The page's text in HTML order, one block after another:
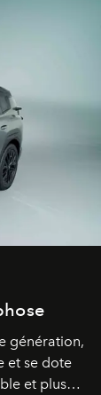
génération,
et se dote
et plus